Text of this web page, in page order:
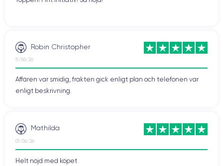
Robin Christopher
11/06/26
Affären var smidig, frakten gick enligt plan och telefonen var
enligt beskrivning.
Mathilda
01/06/26
Helt nöjd med köpet